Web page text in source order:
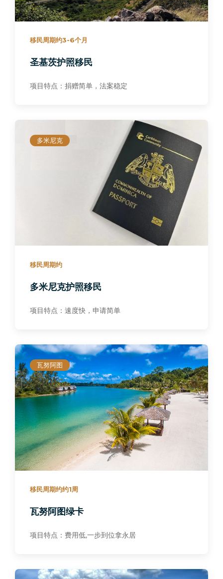
移民周期约3-6个月
圣基茨护照移民
项目特点：捐赠简单，法案稳定
多米尼克
移民周期约
多米尼克护照移民
项目特点：速度快，申请简单
瓦努阿图
移民周期约约1周
瓦努阿图绿卡
项目特点：费用低,一步到位拿永居